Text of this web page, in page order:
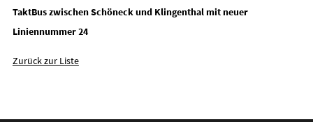
TaktBus zwischen Schöneck und Klingenthal mit neuer
Liniennummer 24
Zurück zur Liste